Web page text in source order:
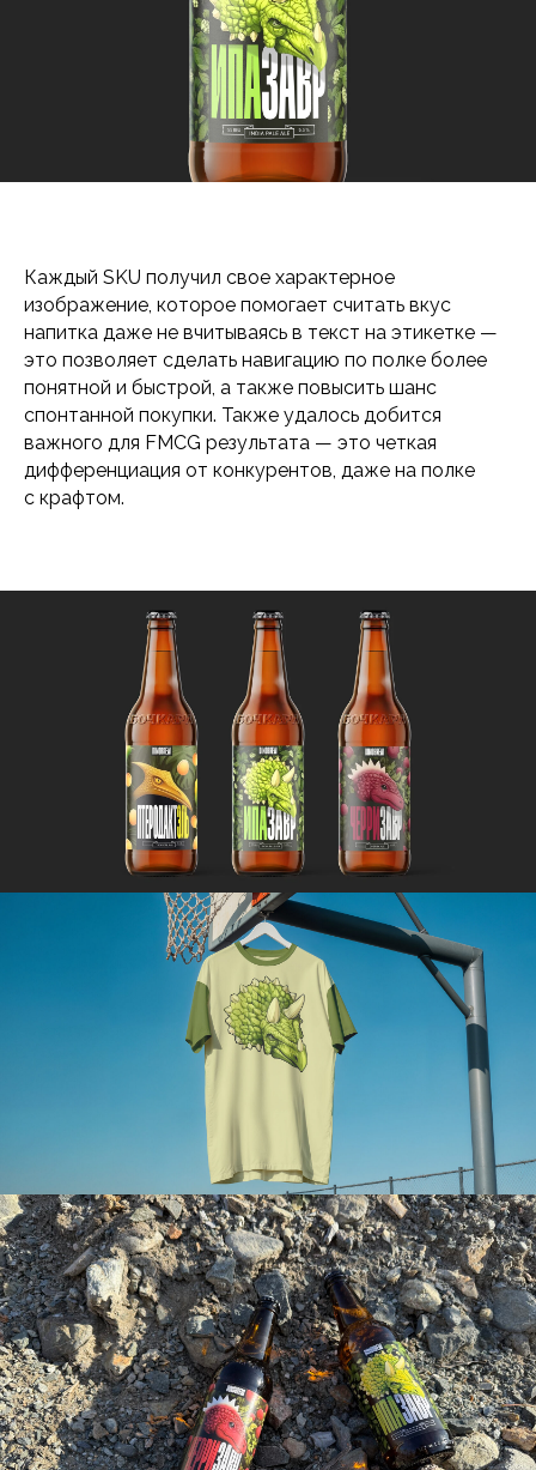
Каждый SKU получил свое характерное
изображение, которое помогает считать вкус
напитка даже не вчитываясь в текст на этикетке —
это позволяет сделать навигацию по полке более
понятной и быстрой, а также повысить шанс
спонтанной покупки. Также удалось добится
важного для FMCG результата — это четкая
дифференциация от конкурентов, даже на полке
с крафтом.